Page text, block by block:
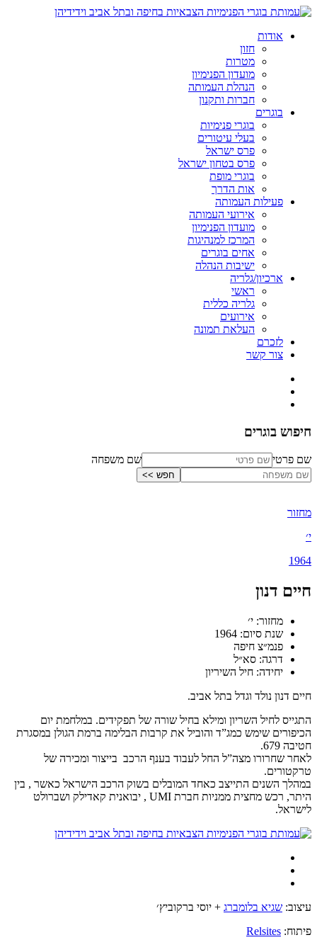
אודות
חזון
מטרות
מועדון הפנימיון
הנהלת העמותה
חברות ותקנון
בוגרים
בוגרי פנימיות
בעלי עיטורים
פרס ישראל
פרס בטחון ישראל
בוגרי מופת
אות הדרך
פעילות העמותה
אירועי העמותה
מועדון הפנימיון
המרכז למנהיגות
אחים בוגרים
ישיבות הנהלה
ארכיון/גלריה
ראשי
גלריה כללית
אירועים
העלאת תמונה
לזכרם
צור קשר
חיפוש בוגרים
שם פרטי שם משפחה
מחזור
י׳
1964
חיים דנון
מחזור: י׳
שנת סיום: 1964
פנמ״צ חיפה
דרגה: סא״ל
יחידה: חיל השיריון
חיים דנון נולד וגדל בתל אביב.
התגייס לחיל השריון ומילא בחיל שורה של תפקידים. במלחמת יום
הכיפורים שימש כמג”ד והוביל את קרבות הבלימה ברמת הגולן במסגרת
חטיבה 679.
לאחר שחרורו מצה”ל החל לעבוד בענף הרכב בייצור ומכירה של
טרקטורים.
במהלך השנים התייצב כאחד המובלים בשוק הרכב הישראל כאשר , בין
היתר, רכש מחצית ממניות חברת UMI , יבואנית קאדילק ושברולט
לישראל.
עיצוב: שגיא בלומברג + יוסי ברקוביץ׳
פיתוח: Relsites